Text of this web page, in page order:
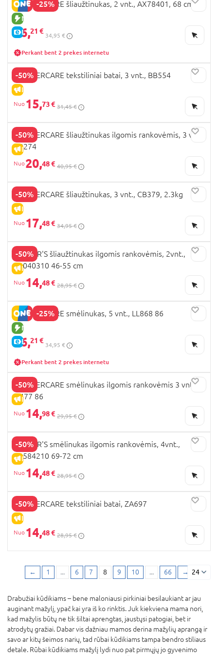
-25%
NAUJA PREKĖ
E-KAINA
MOTHERCARE šliaužtinukas, 2 vnt., AX78401, 68 cm
26,21 €
34,95 €
Perkant bent 2 prekes internetu
-50%
IŠPARDAVIMAS
MOTHERCARE tekstiliniai batai, 3 vnt., BB554
15,73 € 31,45 €
-50%
IŠPARDAVIMAS
MOTHERCARE šliaužtinukas ilgomis rankovėmis, 3 vnt.,
CB274
20,48 € 40,95 €
-50%
IŠPARDAVIMAS
MOTHERCARE šliaužtinukas, 3 vnt., CB379, 2.3kg
17,48 € 34,95 €
-50%
IŠPARDAVIMAS
CARTER'S šliaužtinukas ilgomis rankovėmis, 2vnt.,
1R040310 46-55 cm
14,48 € 28,95 €
-25%
NAUJA PREKĖ
E-KAINA
MOTHERCARE smėlinukas, 5 vnt., LL868 86
26,21 €
34,95 €
Perkant bent 2 prekes internetu
-50%
IŠPARDAVIMAS
MOTHERCARE smėlinukas ilgomis rankovėmis 3 vnt.,
IF477 86
14,98 € 29,95 €
-50%
IŠPARDAVIMAS
CARTER'S smėlinukas ilgomis rankovėmis, 4vnt.,
1R584210 69-72 cm
14,48 € 28,95 €
-50%
IŠPARDAVIMAS
MOTHERCARE tekstiliniai batai, ZA697
14,48 € 28,95 €
← 1 ... 6 7 8 9 10 ... 66 → 24
Drabužiai kūdikiams – bene maloniausi pirkiniai besilaukiant ar jau
auginant mažylį, ypač kai yra iš ko rinktis. Juk kiekviena mama nori,
kad mažylis būtų ne tik šiltai aprengtas, jaustųsi patogiai, bet ir
atrodytų gražiai. Dabar vis dažniau mamos derina mažylių aprangą ir
savo ar kitų šeimos narių, tad rūbai kūdikiams tampa bendro stiliaus
detale. Rūbai kūdikiams mažylį lydi nuo pat pirmųjų jo gyvenimo